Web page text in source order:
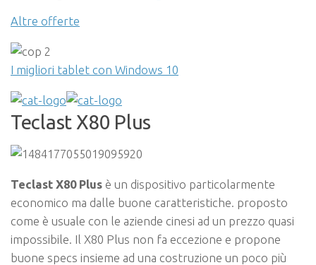
Altre offerte
I migliori tablet con Windows 10
Teclast X80 Plus
Teclast X80 Plus è un dispositivo particolarmente
economico ma dalle buone caratteristiche. proposto
come è usuale con le aziende cinesi ad un prezzo quasi
impossibile. Il X80 Plus non fa eccezione e propone
buone specs insieme ad una costruzione un poco più